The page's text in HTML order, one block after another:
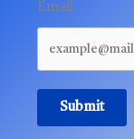
Email
Submit